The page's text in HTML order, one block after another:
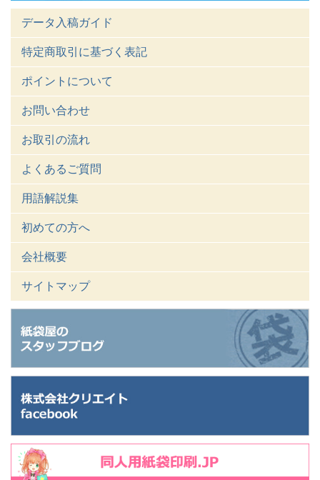
データ入稿ガイド
特定商取引に基づく表記
ポイントについて
お問い合わせ
お取引の流れ
よくあるご質問
用語解説集
初めての方へ
会社概要
サイトマップ